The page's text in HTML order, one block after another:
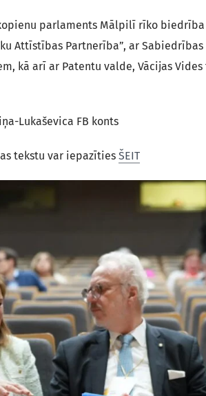
parlaments Mālpilī rīko
Attīstības Partnerība”, ar
kā arī ar Patentu valde, Vācijas
Lukaševica FB konts
tekstu var iepazīties ŠEIT